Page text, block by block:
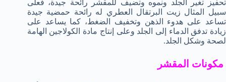
تحفيز تغير الجلد ونموه وتضيف للمقشر رائحة جيدة، فعلى
سبيل المثال زيت البرتقال العطري له رائحة حمضية جيدة
تساعد على هدوء الذهن وتخفيف الضغط، كما يساعد على
زيادة تدفق الدماء إلى الجلد وعلى إنتاج مادة الكولاجين الهامة
لصحة وشكل الجلد.
مكونات المقشر